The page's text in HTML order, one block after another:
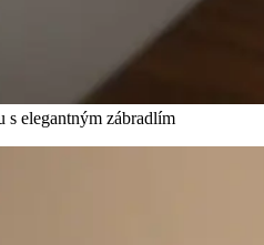
s elegantným zábradlím